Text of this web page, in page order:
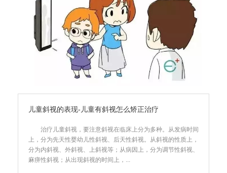
儿童斜视的表现-儿童有斜视怎么矫正治疗
治疗儿童斜视，要注意斜视在临床上分为多种。从发病时间
上，分为先天性婴幼儿性斜视、后天性斜视。从斜视的性质上，
分为内斜视、外斜视、上斜视等；从病因上，分为调节性斜视、
麻痹性斜视；从出现斜视的时间上，...